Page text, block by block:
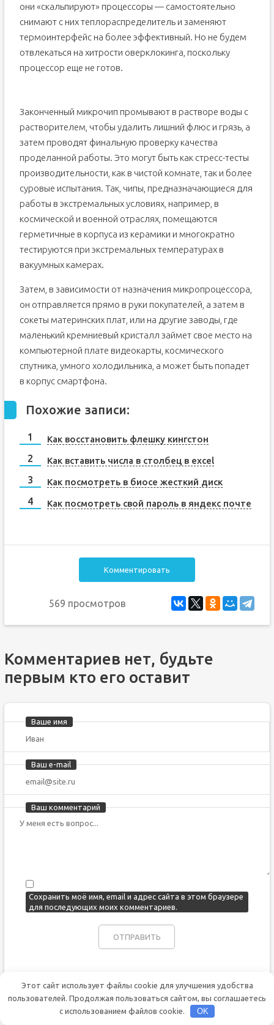
они «скальпируют» процессоры — самостоятельно
снимают с них теплораспределитель и заменяют
термоинтерфейс на более эффективный. Но не будем
отвлекаться на хитрости оверклокинга, поскольку
процессор еще не готов.
Законченный микрочип промывают в растворе воды с
растворителем, чтобы удалить лишний флюс и грязь, а
затем проводят финальную проверку качества
проделанной работы. Это могут быть как стресс-тесты
производительности, как в чистой комнате, так и более
суровые испытания. Так, чипы, предназначающиеся для
работы в экстремальных условиях, например, в
космической и военной отраслях, помещаются
герметичные в корпуса из керамики и многократно
тестируются при экстремальных температурах в
вакуумных камерах.
Затем, в зависимости от назначения микропроцессора,
он отправляется прямо в руки покупателей, а затем в
сокеты материнских плат, или на другие заводы, где
маленький кремниевый кристалл займет свое место на
компьютерной плате видеокарты, космического
спутника, умного холодильника, а может быть попадет
в корпус смартфона.
Похожие записи:
Как восстановить флешку кингстон
Как вставить числа в столбец в excel
Как посмотреть в биосе жесткий диск
Как посмотреть свой пароль в яндекс почте
Комментировать
569 просмотров
Комментариев нет, будьте
первым кто его оставит
Ваше имя
Ваш e-mail
Ваш комментарий
Сохранить моё имя, email и адрес сайта в этом браузере
для последующих моих комментариев.
Этот сайт использует файлы cookie для улучшения удобства
пользователей. Продолжая пользоваться сайтом, вы соглашаетесь
с использованием файлов cookie.
OK